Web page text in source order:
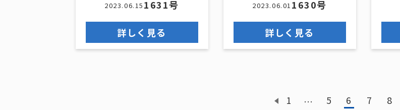
2023.06.15 1631号
詳しく見る
2023.06.01 1630号
詳しく見る
1 … 5 6 7 8